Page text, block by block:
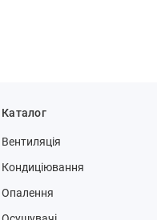
Каталог
Вентиляція
Кондиціювання
Опалення